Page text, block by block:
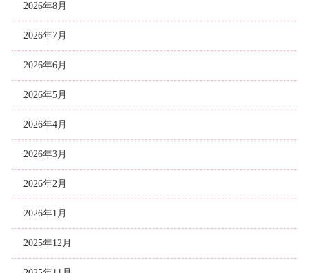
2026年8月
2026年7月
2026年6月
2026年5月
2026年4月
2026年3月
2026年2月
2026年1月
2025年12月